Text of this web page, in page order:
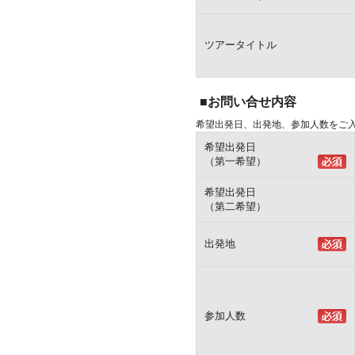
ツアータイトル
■お問い合せ内容
希望出発日、出発地、参加人数をご
希望出発日
（第一希望）
希望出発日
（第二希望）
出発地
参加人数